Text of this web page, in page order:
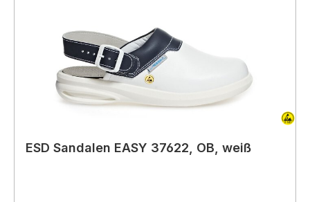
ESD Sandalen EASY 37622, OB, weiß